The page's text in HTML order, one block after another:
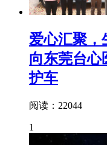
爱心汇聚
向东莞台心
护车
阅读：22044
1